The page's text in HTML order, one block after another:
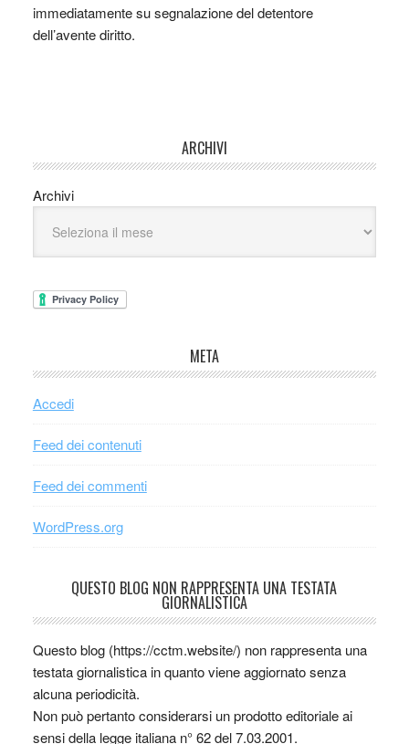
immediatamente su segnalazione del detentore
dell’avente diritto.
ARCHIVI
Archivi
META
Accedi
Feed dei contenuti
Feed dei commenti
WordPress.org
QUESTO BLOG NON RAPPRESENTA UNA TESTATA
GIORNALISTICA
Questo blog (https://cctm.website/) non rappresenta una
testata giornalistica in quanto viene aggiornato senza
alcuna periodicità.
Non può pertanto considerarsi un prodotto editoriale ai
sensi della legge italiana n° 62 del 7.03.2001.